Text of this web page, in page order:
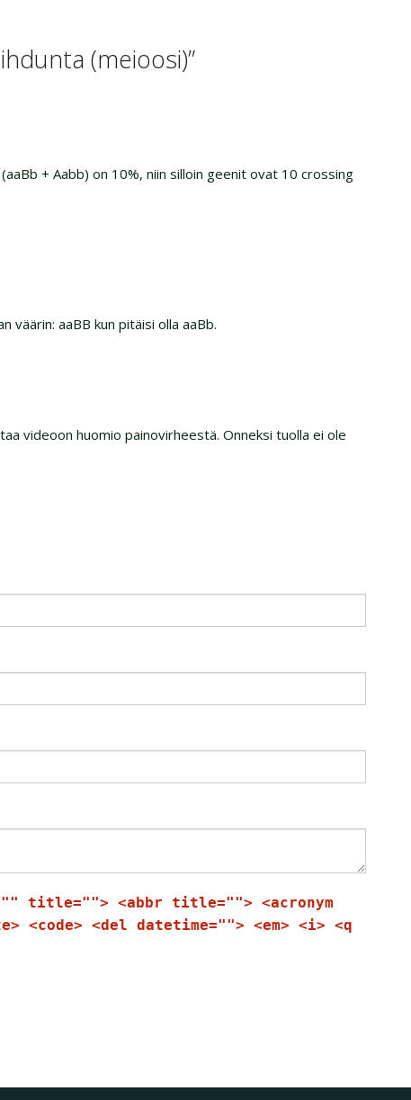
(meioosi)”
+ Aabb) on 10%, niin silloin geenit ovat 10 crossing
väärin: aaBB kun pitäisi olla aaBb.
videoon huomio painovirheestä. Onneksi tuolla ei ole
title=""> <abbr title=""> <acronym
<del datetime=""> <em> <i> <q